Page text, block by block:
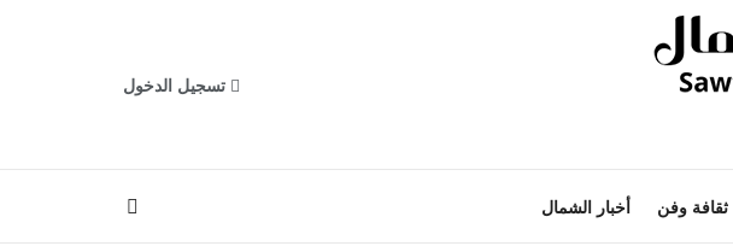
تسجيل الدخول
ثقافة وفن أخبار الشمال